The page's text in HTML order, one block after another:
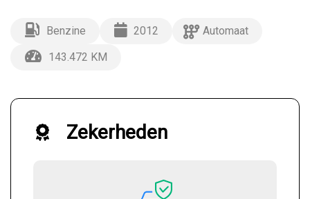
Benzine 2012
Automaat
143.472 KM
Zekerheden